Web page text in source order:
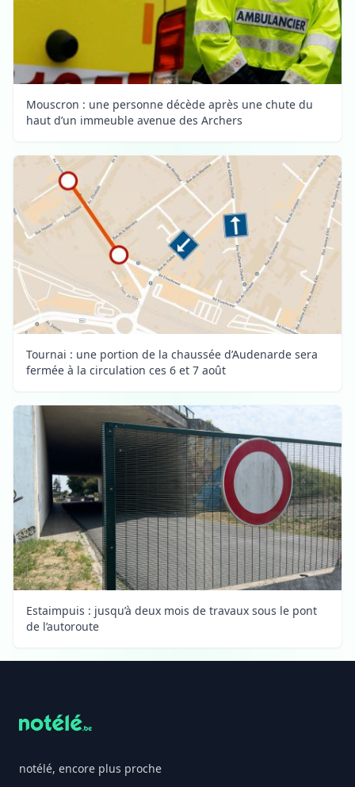
Mouscron : une personne décède après une chute du
haut d’un immeuble avenue des Archers
Tournai : une portion de la chaussée d’Audenarde sera
fermée à la circulation ces 6 et 7 août
Estaimpuis : jusqu’à deux mois de travaux sous le pont
de l’autoroute
notélé, encore plus proche